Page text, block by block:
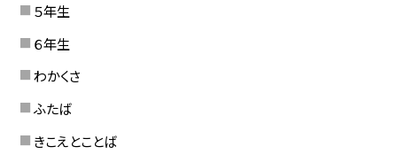
５年生
６年生
わかくさ
ふたば
きこえとことば